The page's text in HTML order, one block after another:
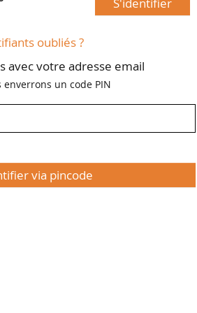
oubliés ?
avec votre adresse email
enverrons un code PIN
via pincode